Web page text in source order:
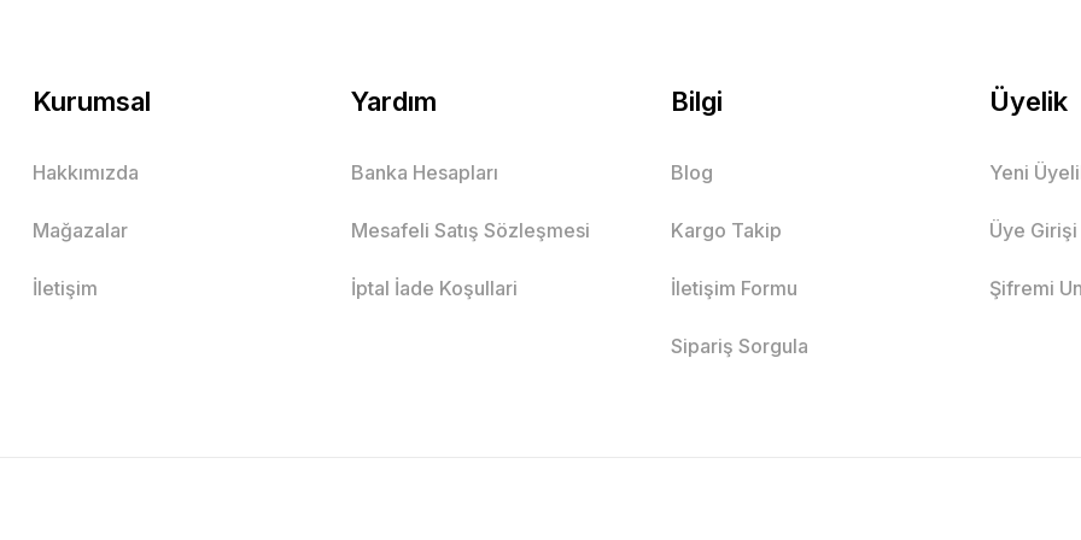
Kurumsal
Hakkımızda
Mağazalar
İletişim
Yardım
Banka Hesapları
Mesafeli Satış Sözleşmesi
İptal İade Koşullari
Bilgi
Blog
Kargo Takip
İletişim Formu
Sipariş Sorgula
Üyelik
Yeni
Üye Girişi
Şifremi